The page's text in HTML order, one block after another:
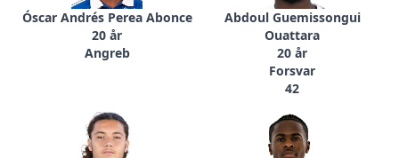
Óscar Andrés Perea Abonce
20 år
Angreb
Abdoul Guemissongui
Ouattara
20 år
Forsvar
42